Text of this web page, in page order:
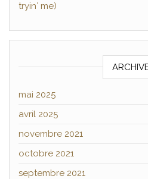
tryin′ me)
mai 2025
avril 2025
novembre 2021
octobre 2021
septembre 2021